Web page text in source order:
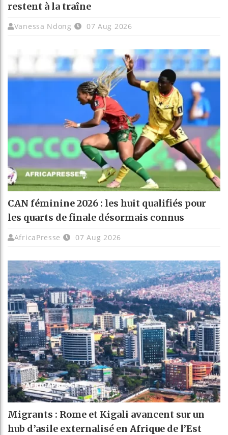
restent à la traîne
Vanessa Ndong 07 Aug 2026
CAN féminine 2026 : les huit qualifiés pour
les quarts de finale désormais connus
AfricaPresse 07 Aug 2026
Migrants : Rome et Kigali avancent sur un
hub d’asile externalisé en Afrique de l’Est